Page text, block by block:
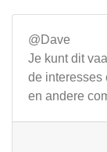
@Dave
Je kunt dit
de interesses
en andere